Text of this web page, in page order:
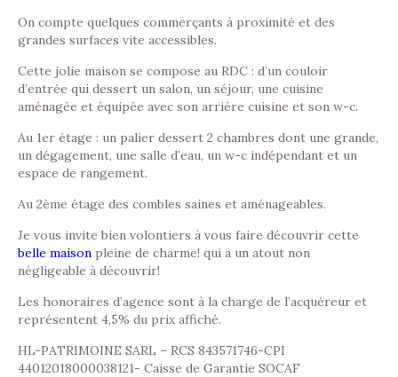
On compte quelques commerçants à proximité et des
grandes surfaces vite accessibles.
Cette jolie maison se compose au RDC : d’un couloir
d’entrée qui dessert un salon, un séjour, une cuisine
aménagée et équipée avec son arrière cuisine et son w-c.
Au 1er étage : un palier dessert 2 chambres dont une grande,
un dégagement, une salle d’eau, un w-c indépendant et un
espace de rangement.
Au 2ème étage des combles saines et aménageables.
Je vous invite bien volontiers à vous faire découvrir cette
belle maison pleine de charme! qui a un atout non
négligeable à découvrir!
Les honoraires d’agence sont à la charge de l’acquéreur et
représentent 4,5% du prix affiché.
HL-PATRIMOINE SARL – RCS 843571746-CPI
44012018000038121- Caisse de Garantie SOCAF